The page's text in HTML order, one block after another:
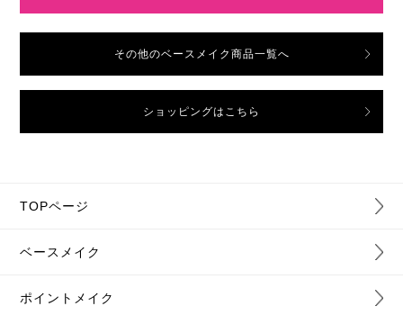
その他のベースメイク商品一覧へ
ショッピングはこちら
TOPページ
ベースメイク
ポイントメイク